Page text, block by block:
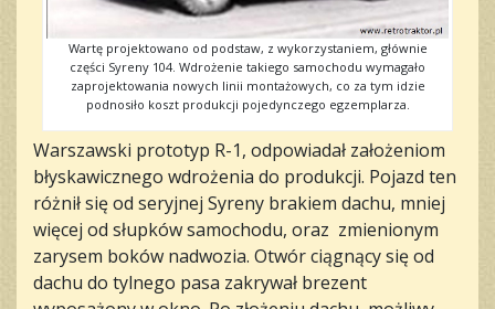
Wartę projektowano od podstaw, z wykorzystaniem, głównie
części Syreny 104. Wdrożenie takiego samochodu wymagało
zaprojektowania nowych linii montażowych, co za tym idzie
podnosiło koszt produkcji pojedynczego egzemplarza.
Warszawski prototyp R-1, odpowiadał założeniom
błyskawicznego wdrożenia do produkcji. Pojazd ten
różnił się od seryjnej Syreny brakiem dachu, mniej
więcej od słupków samochodu, oraz zmienionym
zarysem boków nadwozia. Otwór ciągnący się od
dachu do tylnego pasa zakrywał brezent